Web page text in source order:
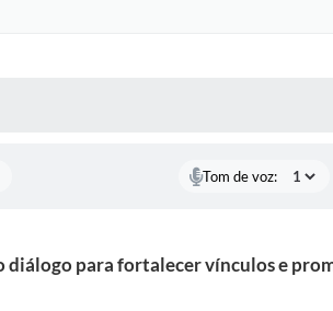
Tom de voz:
diálogo para fortalecer vínculos e